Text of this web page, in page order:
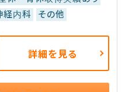
経内科 その他
詳細を見る